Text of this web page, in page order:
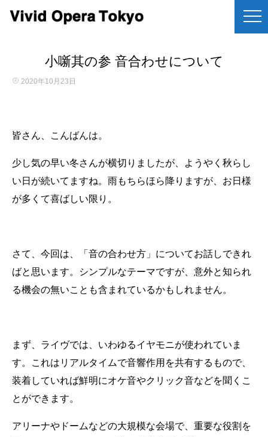
小噺其の参 音合わせについて
2020年10月23日
皆さん、こんばんは。
少し気の早い冬さんが横切りましたが、ようやく秋らし
い日が続いてますね。雨もちらほら降りますが、お日様
が多くて喜ばしい限り。
さて、今回は、「音の合わせ方」についてお話しできれ
ばと思います。シンプルなテーマですが、意外と知られ
る機会の無いことも含まれているかもしれません。
まず、ライヴでは、いわゆるイヤモニが使われていま
す。これはリアルタイムで音響作用を共有するもので、
装着していれば鮮明にオケ音やクリック音などを聞くこ
とができます。
アリーナやドームなどの大規模な会場で、重要な役割を